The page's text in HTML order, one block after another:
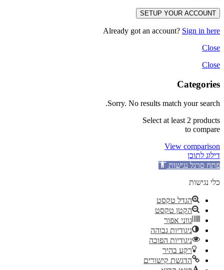
SETUP YOUR ACCOUNT
Already got an account? Sign in here
Close
Close
Categories
Sorry. No results match your search.
Select at least 2 products
to compare
View comparison
דילוג לתוכן
פתח סרגל נגישות
כלי נגישות
הגדל טקסט
הקטן טקסט
גווני אפור
ניגודיות גבוהה
ניגודיות הפוכה
רקע בהיר
הדגשת קישורים